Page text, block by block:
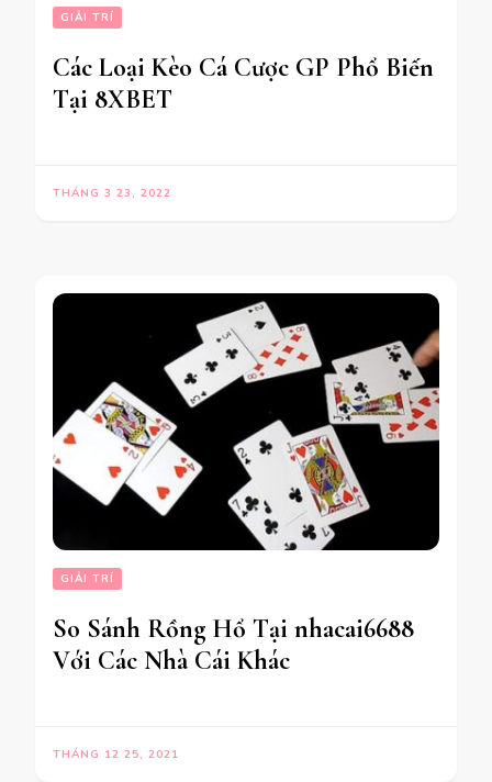
GIẢI TRÍ
Các Loại Kèo Cá Cược GP Phổ Biến
Tại 8XBET
THÁNG 3 23, 2022
GIẢI TRÍ
So Sánh Rồng Hổ Tại nhacai6688
Với Các Nhà Cái Khác
THÁNG 12 25, 2021